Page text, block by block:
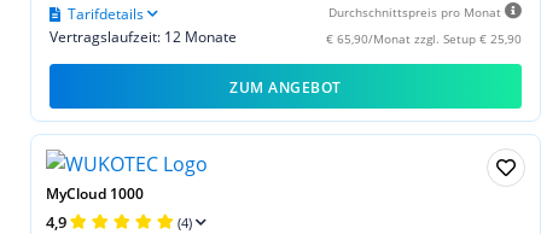
Durchschnittspreis pro Monat
€ 65,90/Monat zzgl. Setup € 25,90
Vertragslaufzeit: 12 Monate
Tarifdetails
ZUM ANGEBOT
MyCloud 1000
4,9 (4)